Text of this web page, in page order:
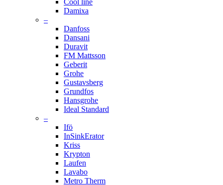
Cool line
Damixa
–
Danfoss
Dansani
Duravit
FM Mattsson
Geberit
Grohe
Gustavsberg
Grundfos
Hansgrohe
Ideal Standard
–
Ifö
InSinkErator
Kriss
Krypton
Laufen
Lavabo
Metro Therm